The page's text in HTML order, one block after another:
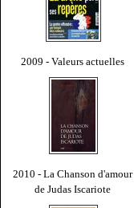
2009 - Valeurs actuelles
2010 - La Chanson d'amour
de Judas Iscariote